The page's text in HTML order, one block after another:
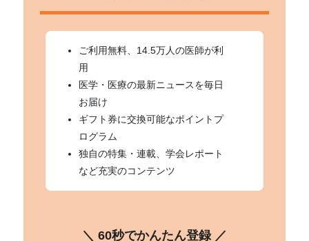
ご利用無料、14.5万人の医師が利
用
医学・医療の最新ニュースを毎日
お届け
ギフト券に交換可能なポイントプ
ログラム
独自の特集・連載、学会レポート
など充実のコンテンツ
＼ 60秒でかんたん登録 ／